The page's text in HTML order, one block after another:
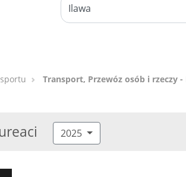
Transport, Przewóz osób i rzeczy -
2025